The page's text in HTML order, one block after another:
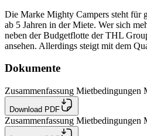
Die Marke Mighty Campers steht für
ab 5 Jahren in der Miete. Wer sich
neben der Budgetflotte der THL
ansehen. Allerdings steigt mit dem
Dokumente
Zusammenfassung Mietbedingungen
Download PDF
Zusammenfassung Mietbedingungen